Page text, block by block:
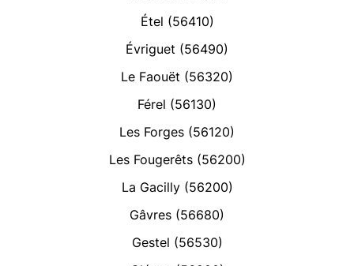
Étel (56410)
Évriguet (56490)
Le Faouët (56320)
Férel (56130)
Les Forges (56120)
Les Fougerêts (56200)
La Gacilly (56200)
Gâvres (56680)
Gestel (56530)